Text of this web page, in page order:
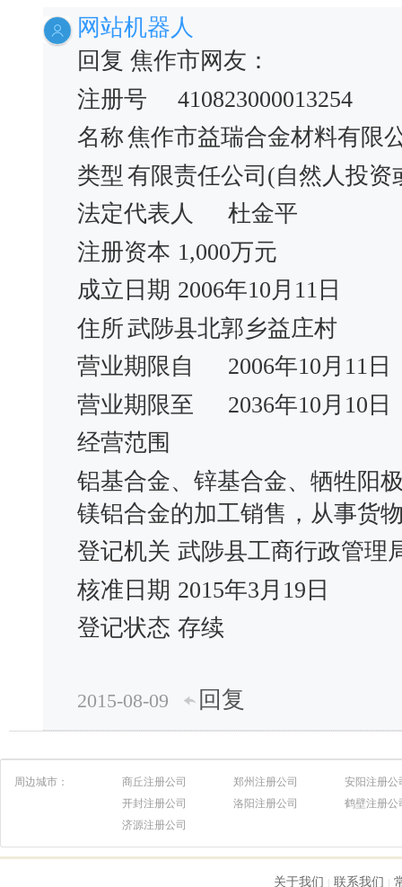
网站机器人
回复 焦作市网友：
注册号
410823000013254
名称焦作市益瑞合金材料有限
类型 有限责任公司(自然人投资
法定代表人
杜金平
注册资本 1,000万元
成立日期 2006年10月11日
住所武陟县北郭乡益庄村
营业期限自
2006年10月11日
营业期限至
2036年10月10日
经营范围
铝基合金、锌基合金、牺牲阳
镁铝合金的加工销售，从事货
登记机关 武陟县工商行政管理
核准日期 2015年3月19日
登记状态 存续
2015-08-09 回复
周边城市： 商丘注册公司 郑州注册公司
安阳注册公
开封注册公司
洛阳注册公司
鹤壁注册公
济源注册公司
关于我们 联系我们